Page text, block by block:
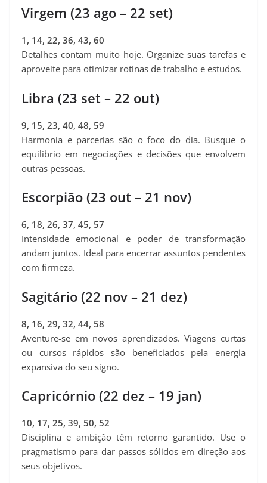
Virgem (23 ago – 22 set)
1, 14, 22, 36, 43, 60
Detalhes contam muito hoje. Organize suas tarefas e
aproveite para otimizar rotinas de trabalho e estudos.
Libra (23 set – 22 out)
9, 15, 23, 40, 48, 59
Harmonia e parcerias são o foco do dia. Busque o
equilíbrio em negociações e decisões que envolvem
outras pessoas.
Escorpião (23 out – 21 nov)
6, 18, 26, 37, 45, 57
Intensidade emocional e poder de transformação
andam juntos. Ideal para encerrar assuntos pendentes
com firmeza.
Sagitário (22 nov – 21 dez)
8, 16, 29, 32, 44, 58
Aventure-se em novos aprendizados. Viagens curtas
ou cursos rápidos são beneficiados pela energia
expansiva do seu signo.
Capricórnio (22 dez – 19 jan)
10, 17, 25, 39, 50, 52
Disciplina e ambição têm retorno garantido. Use o
pragmatismo para dar passos sólidos em direção aos
seus objetivos.